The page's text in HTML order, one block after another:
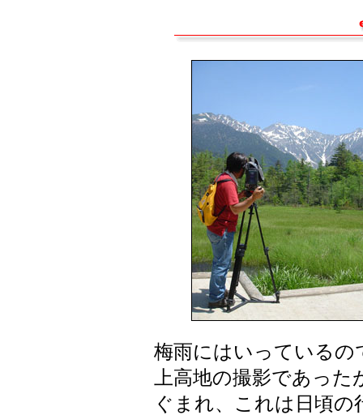
梅雨にはいっているの
上高地の撮影であっ
ぐまれ、これは日頃